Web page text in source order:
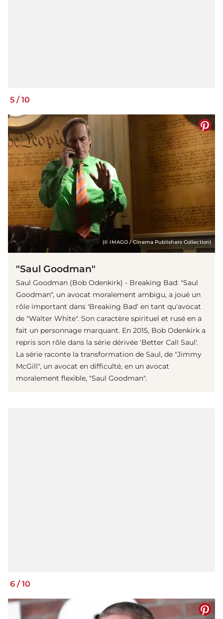
5 /10
(© IMAGO / Cinema Publishers Collection)
"Saul Goodman"
Saul Goodman (Bob Odenkirk) - Breaking Bad: "Saul
Goodman", un avocat moralement ambigu, a joué un
rôle important dans 'Breaking Bad' en tant qu'avocat
de "Walter White". Son caractère spirituel et rusé en a
fait un personnage marquant. En 2015, Bob Odenkirk a
repris son rôle dans la série dérivée 'Better Call Saul'.
La série raconte la transformation de Saul, de "Jimmy
McGill", un avocat en difficulté, en un avocat
moralement flexible, "Saul Goodman".
6 /10